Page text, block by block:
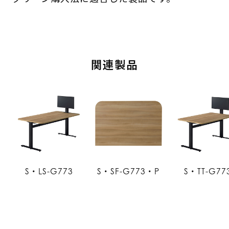
関連製品
S・LS-G773 S・SF-G773・P S・TT-